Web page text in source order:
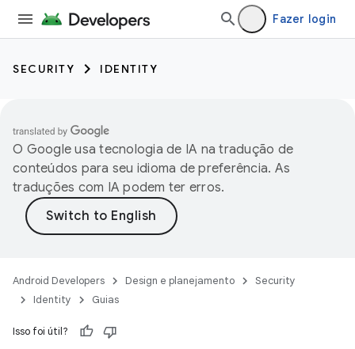
Fazer login
SECURITY IDENTITY
O Google usa tecnologia de IA na tradução de
conteúdos para seu idioma de preferência. As
traduções com IA podem ter erros.
Android Developers Design e planejamento
Security
Identity
Guias
Isso foi útil?